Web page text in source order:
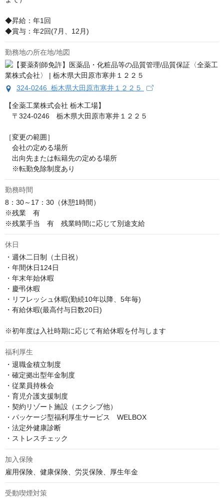
◆昇給：年1回
◆賞与：年2回(7月、12月)
勤務地の所在地/地図
324-0246 栃木県大田原市寒井１２２５
【全薬工業株式会社 栃木工場】
〒324-0246　栃木県大田原市寒井１２２５
﻿［変更の範囲］
会社の定める場所
出向先または転籍先の定める場所
﻿　※転勤免除制度あり
勤務時間
8：30～17：30（休憩1時間）
※残業　有
※残業手当　有　残業時間に応じて別途支給
休日
・週休二日制（土日祝）
・年間休日124日
・年末年始休暇
・慶弔休暇
・リフレッシュ休暇(勤続10年以降、5年毎)
・有給休暇(最高付与日数20日)
※初年度は入社時期に応じて有給休暇を付与します
福利厚生
・退職金積立制度
・確定拠出型年金制度
・従業員持株会
・育児介護支援制度
・契約リゾート施設（エクシブ他）
・パッケージ型福利厚生サービス　WELBOX
・法定外健康診断
・ストレスチェック
加入保険
雇用保険、健康保険、労災保険、厚生年金
受動喫煙対策